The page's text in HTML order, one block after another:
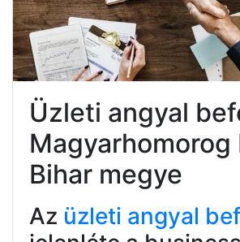
Üzleti angyal
Magyarhomorog
Bihar megye
Az üzleti angyal